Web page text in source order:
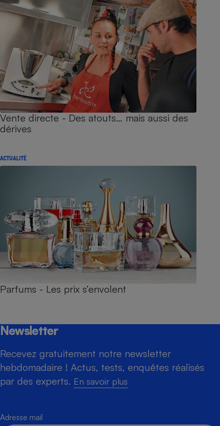
Vente directe - Des atouts… mais aussi des
dérives
ACTUALITÉ
Parfums - Les prix s’envolent
Newsletter
Recevez gratuitement notre newsletter
hebdomadaire ! Actus, tests, enquêtes réalisés
par des experts. En savoir plus
Adresse mail